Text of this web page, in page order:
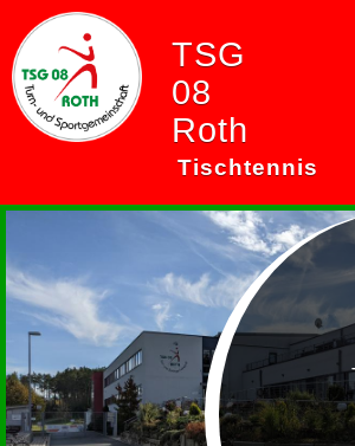
TSG
08
Roth
Tischtennis